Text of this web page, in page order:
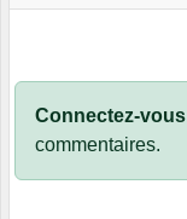
Connectez-vous
commentaires.